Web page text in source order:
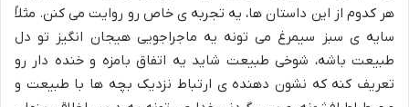
هر کدوم از این داستان ها، یه تجربه ی خاص رو روایت می کنن. مثلاً
سایه ی سبز سیمرغ می تونه یه ماجراجویی هیجان انگیز تو دل
طبیعت باشه، شوخی طبیعت شاید یه اتفاق بامزه و خنده دار رو
تعریف کنه که نشون دهنده ی ارتباط نزدیک بچه ها با طبیعت و